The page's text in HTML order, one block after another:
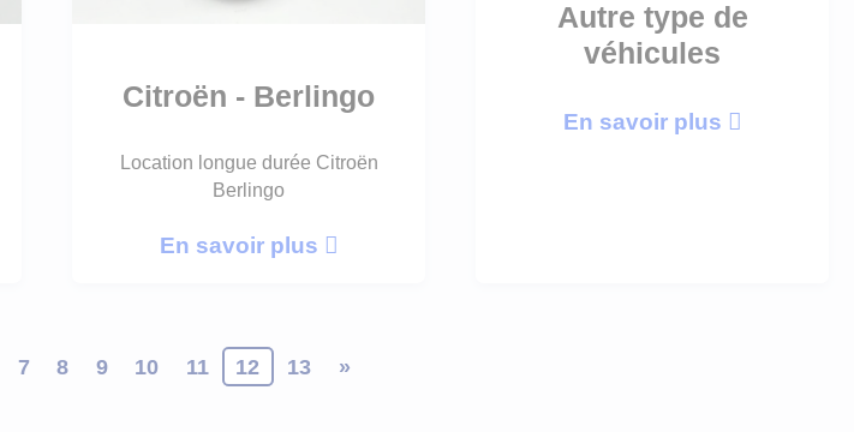
Citroën - Berlingo
Location longue durée Citroën
Berlingo
En savoir plus
Autre type de
véhicules
En savoir plus
7 8 9 10 11 12 13 »